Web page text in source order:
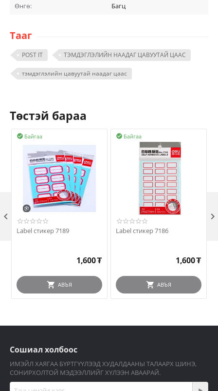
Өнгө:
Багц
Тааг
POST IT ТЭМДЭГЛЭЛИЙН НААДАГ ЦАВУУТАЙ ЦААС
тэмдэглэлийн цавуутай наадаг цаас
Төстэй бараа
Байгаа

Label стикер 7189
1,600₮
АВЪЯ
Байгаа

Label стикер 7186
1,600₮
АВЪЯ
 
Сошиал холбоос
ИМЭЙЛ ХАЯГАА БҮРТГҮҮЛЭЭД ХУДАЛДААНЫ ТАЛААРХ ШИНЭ,
СОНИРХОЛТОЙ МЭДЭЭЛЛИЙГ ХҮЛЭЭН АВААРАЙ.